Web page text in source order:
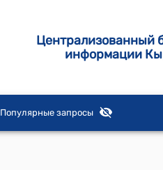
Централизованный
информации
Популярные запросы